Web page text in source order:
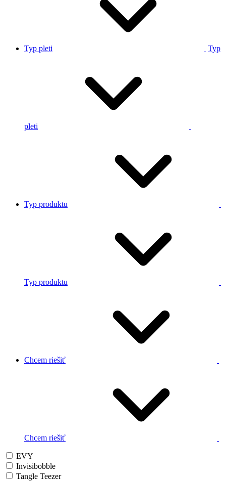
Typ pleti Typ
pleti
Typ produktu
Typ produktu
Chcem riešiť
Chcem riešiť
EVY
Invisibobble
Tangle Teezer